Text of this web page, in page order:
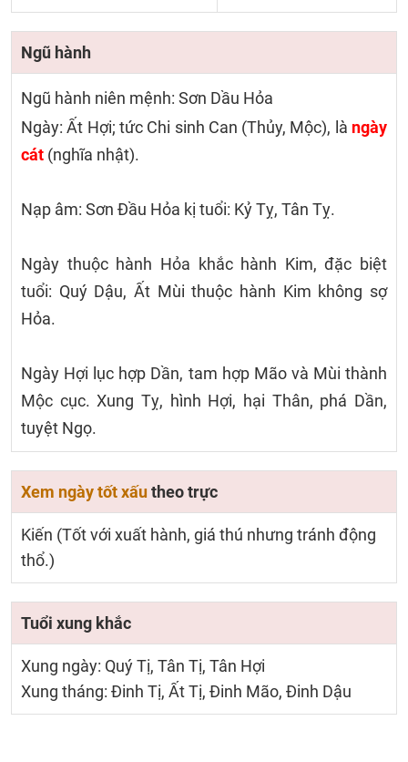
Ngũ hành
Ngũ hành niên mệnh: Sơn Dầu Hỏa
Ngày: Ất Hợi; tức Chi sinh Can (Thủy, Mộc), là ngày
cát (nghĩa nhật).
Nạp âm: Sơn Đầu Hỏa kị tuổi: Kỷ Tỵ, Tân Tỵ.
Ngày thuộc hành Hỏa khắc hành Kim, đặc biệt
tuổi: Quý Dậu, Ất Mùi thuộc hành Kim không sợ
Hỏa.
Ngày Hợi lục hợp Dần, tam hợp Mão và Mùi thành
Mộc cục. Xung Tỵ, hình Hợi, hại Thân, phá Dần,
tuyệt Ngọ.
Xem ngày tốt xấutheo trực
Kiến (Tốt với xuất hành, giá thú nhưng tránh động
thổ.)
Tuổi xung khắc
Xung ngày: Quý Tị, Tân Tị, Tân Hợi
Xung tháng: Đinh Tị, Ất Tị, Đinh Mão, Đinh Dậu